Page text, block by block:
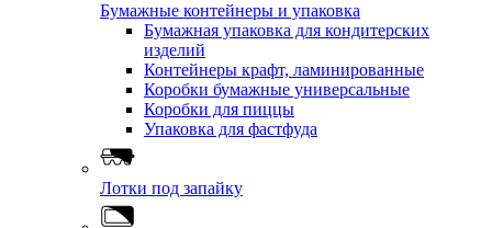
Бумажные контейнеры и упаковка
Бумажная упаковка для кондитерских
изделий
Контейнеры крафт, ламинированные
Коробки бумажные универсальные
Коробки для пиццы
Упаковка для фастфуда
Лотки под запайку